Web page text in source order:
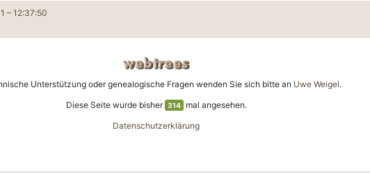
– 12:37:50
Unterstützung oder genealogische Fragen wenden Sie sich bitte an Uwe Weigel.
Diese Seite wurde bisher 314
mal angesehen.
Datenschutzerklärung